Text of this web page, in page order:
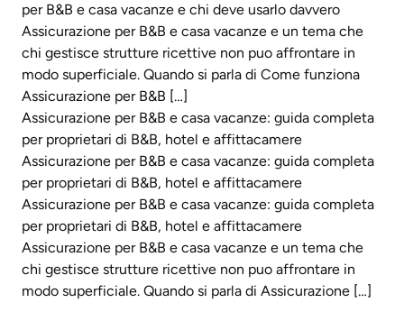
per B&B e casa vacanze e chi deve usarlo davvero
Assicurazione per B&B e casa vacanze e un tema che
chi gestisce strutture ricettive non puo affrontare in
modo superficiale. Quando si parla di Come funziona
Assicurazione per B&B […]
Assicurazione per B&B e casa vacanze: guida completa
per proprietari di B&B, hotel e affittacamere
Assicurazione per B&B e casa vacanze: guida completa
per proprietari di B&B, hotel e affittacamere
Assicurazione per B&B e casa vacanze: guida completa
per proprietari di B&B, hotel e affittacamere
Assicurazione per B&B e casa vacanze e un tema che
chi gestisce strutture ricettive non puo affrontare in
modo superficiale. Quando si parla di Assicurazione […]